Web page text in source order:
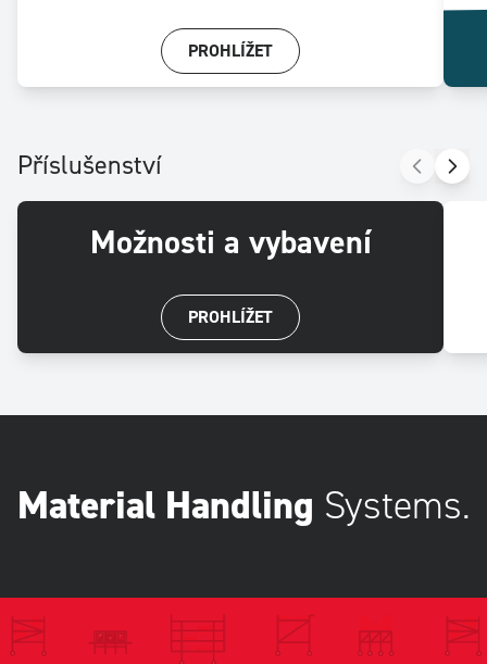
PROHLÍŽET
Příslušenství
Možnosti a vybavení
PROHLÍŽET
Material Handling Systems.